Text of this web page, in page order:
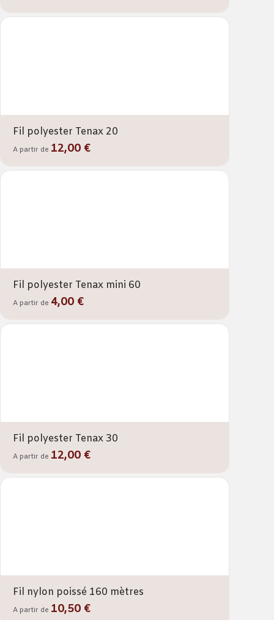
Fil polyester Tenax 20
A partir de 12,00 €
Fil polyester Tenax mini 60
A partir de 4,00 €
Fil polyester Tenax 30
A partir de 12,00 €
Fil nylon poissé 160 mètres
A partir de 10,50 €